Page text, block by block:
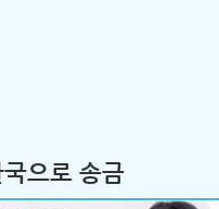
으로 송금